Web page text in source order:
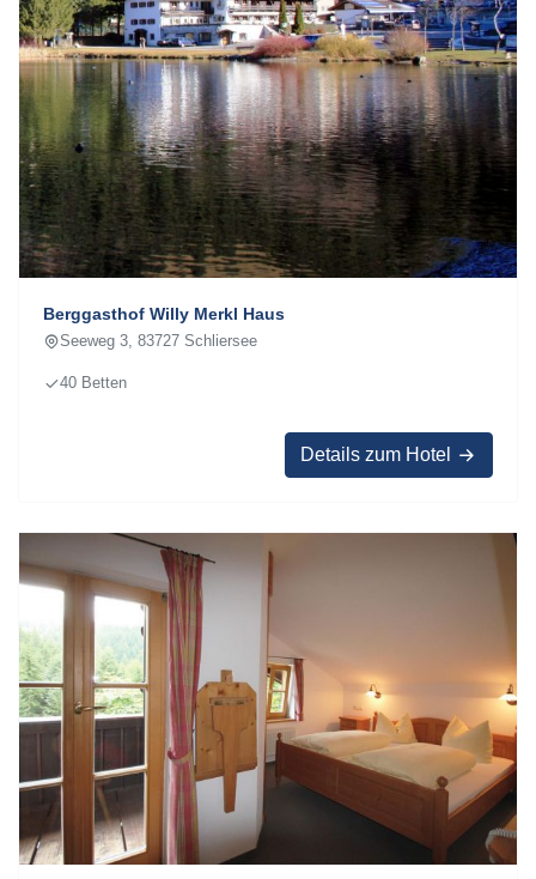
Berggasthof Willy Merkl Haus
Seeweg 3, 83727 Schliersee
40 Betten
Details zum Hotel